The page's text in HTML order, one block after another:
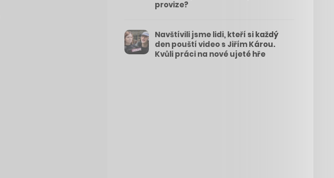
provize?
Navštívili jsme lidi, kteří si každý
den pouští video s Jiřím Károu.
Kvůli práci na nové ujeté hře